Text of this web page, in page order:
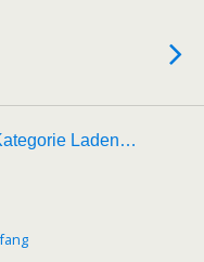
Laden…